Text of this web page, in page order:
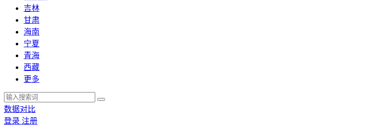
吉林
甘肃
海南
宁夏
青海
西藏
更多
数据对比
登录 注册